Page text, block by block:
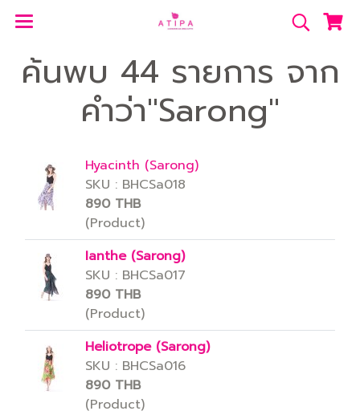
ค้นพบ 44 รายการ จาก
คำว่า"Sarong"
Hyacinth (Sarong)
SKU : BHCSa018
890 THB
(Product)
Ianthe (Sarong)
SKU : BHCSa017
890 THB
(Product)
Heliotrope (Sarong)
SKU : BHCSa016
890 THB
(Product)